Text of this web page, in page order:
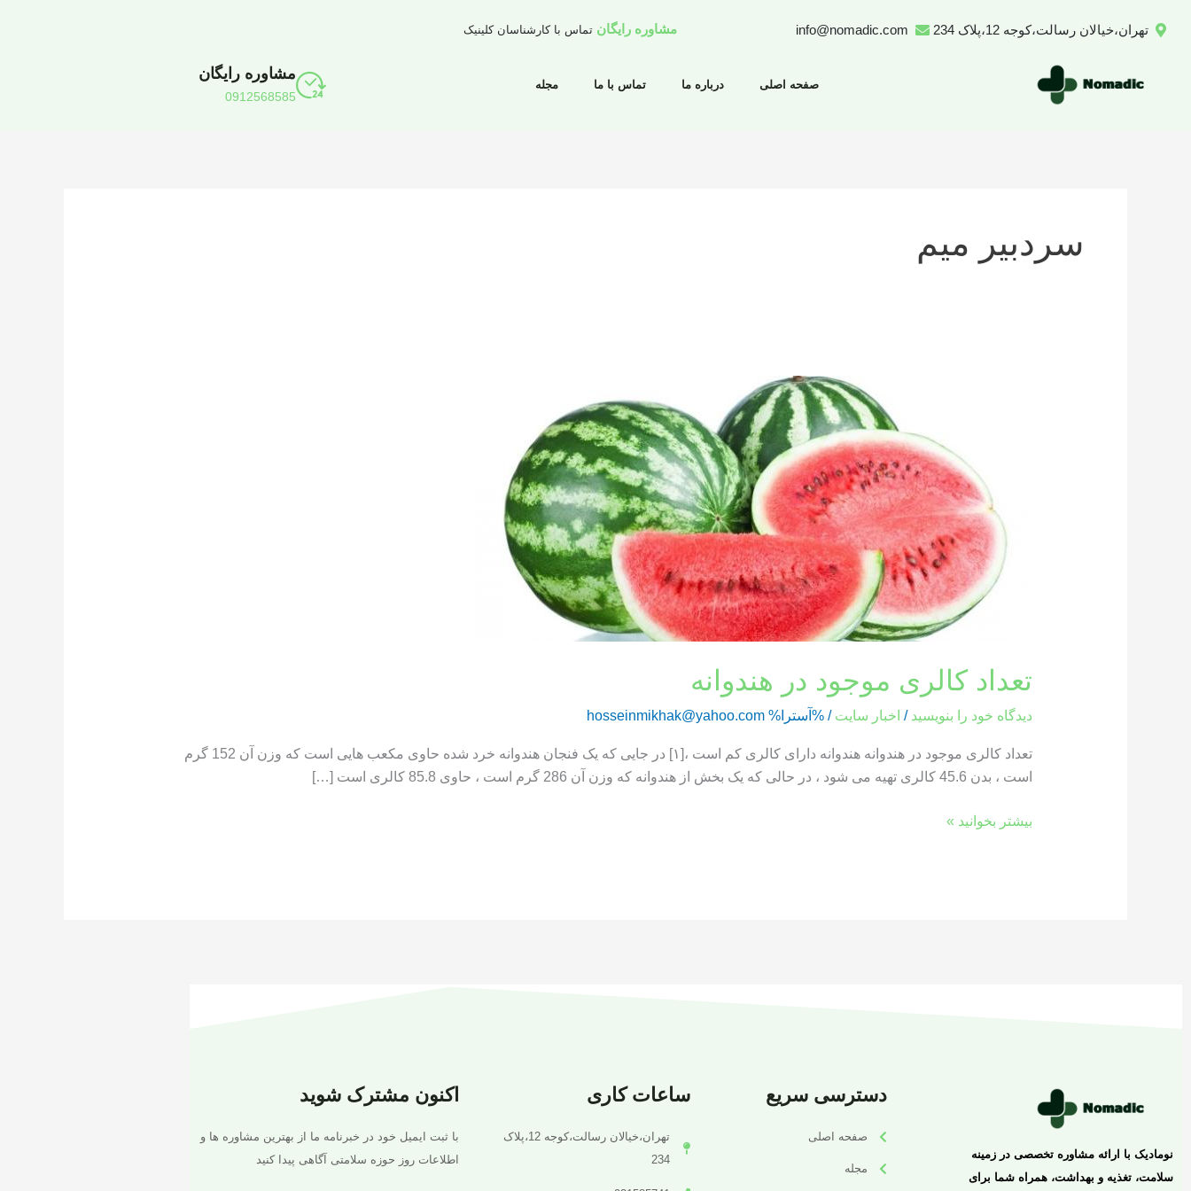
تهران،خیالان رسالت،کوجه 12،پلاک 234 info@nomadic.com مشاوره رایگان تماس با کارشناسان کلینیک
صفحه اصلی درباره ما تماس با ما مجله
مشاوره رایگان
0912568585
سردبیر میم
تعداد کالری موجود در هندوانه
دیدگاه‌ خود را بنویسید / اخبار سایت / %آسترا% hosseinmikhak@yahoo.com
تعداد کالری موجود در هندوانه هندوانه دارای کالری کم است ،[١] در جایی که یک فنجان هندوانه خرد شده حاوی مکعب هایی است که وزن آن 152 گرم
است ، بدن 45.6 کالری تهیه می شود ، در حالی که یک بخش از هندوانه که وزن آن 286 گرم است ، حاوی 85.8 کالری است […]
بیشتر بخوانید »
نومادیک با ارائه مشاوره تخصصی در زمینه
سلامت، تغذیه و بهداشت، همراه شما برای
دسترسی سریع
صفحه اصلی
مجله
ساعات کاری
تهران،خیالان رسالت،کوجه 12،پلاک
234
اکنون مشترک شوید
با ثبت ایمیل خود در خبرنامه ما از بهترین مشاوره ها و
اطلاعات روز حوزه سلامتی آگاهی پیدا کنید